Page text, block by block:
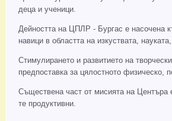
деца и ученици.
Дейността на ЦПЛР - Бургас е насочена
навици в областта на изкуствата,
Стимулирането и развитието на
предпоставка за цялостното физическо,
Съществена част от мисията на Центъра
те продуктивни.